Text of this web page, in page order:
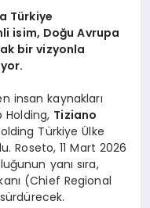
Türkiye
isim, Doğu Avrupa
bir vizyonla
insan kaynakları
Holding, Tiziano
Türkiye Ülke
Roseto, 11 Mart 2026
yanı sıra,
(Chief Regional